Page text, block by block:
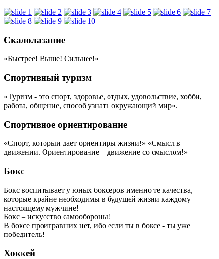
Скалолазание
«Быстрее! Выше! Сильнее!»
Спортивный туризм
«Туризм - это спорт, здоровье, отдых, удовольствие, хобби,
работа, общение, способ узнать окружающий мир».
Спортивное ориентирование
«Спорт, который дает ориентиры жизни!» «Смысл в
движении. Ориентирование – движение со смыслом!»
Бокс
Бокс воспитывает у юных боксеров именно те качества,
которые крайне необходимы в будущей жизни каждому
настоящему мужчине!
Бокс – искусство самообороны!
В боксе проигравших нет, ибо если ты в боксе - ты уже
победитель!
Хоккей